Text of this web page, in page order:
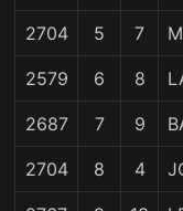
2704 5 7
2579 6 8
2687 7 9
2704 8 4